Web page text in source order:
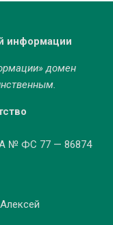
информации
домен
№ ФС 77 — 86874